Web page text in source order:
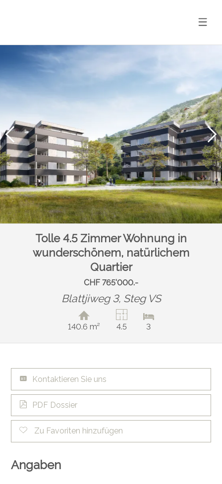
Tolle 4.5 Zimmer Wohnung in
wunderschönem, natürlichem
Quartier
CHF 765'000.-
Blattjiweg 3, Steg VS
140.6 m² 4.5 3
Kontaktieren Sie uns
PDF Dossier
Zu Favoriten hinzufügen
Angaben